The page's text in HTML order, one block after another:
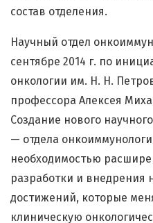
состав отделения.
Научный отдел
сентябре 2014 г. по
онкологии им. Н. Н.
профессора Алексея
Создание нового
— отдела
необходимостью
разработки и внедрения
достижений, которые
клиническую